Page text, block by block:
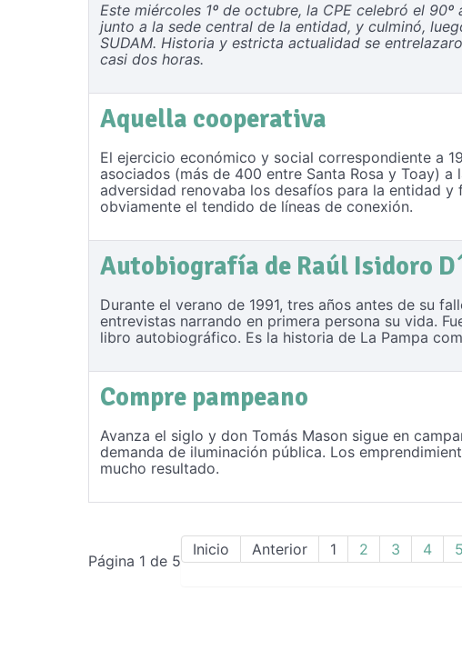
Este miércoles 1º de octubre, la CPE celebró el
junto a la sede central de la entidad, y culminó,
SUDAM. Historia y estricta actualidad se
casi dos horas.
Aquella cooperativa
El ejercicio económico y social correspondiente a
asociados (más de 400 entre Santa Rosa y Toay)
adversidad renovaba los desafíos para la entidad
obviamente el tendido de líneas de conexión.
Autobiografía de Raúl Isidoro
Durante el verano de 1991, tres años antes de su
entrevistas narrando en primera persona su vida.
libro autobiográfico. Es la historia de La Pampa
Compre pampeano
Avanza el siglo y don Tomás Mason sigue en
demanda de iluminación pública. Los
mucho resultado.
Página 1 de 5
Inicio Anterior 1 2 3 4 5